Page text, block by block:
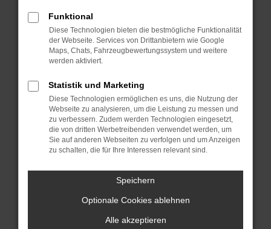
Starte dein Gerät neu.
Das kann manchmal helfen, vorübergehende
Probleme zu beheben.
Betriebssystem auf dem neuesten Stand
sind.
Veraltete Software birgt nicht nur ein
Sicherheitsrisiko, sondern kann auch dazu
führen, dass bestimmte Funktionen nicht mehr
unterstützt werden.
Wende dich an den Webseitenbetreiber.
Wenn du alle oben genannten Schritte versucht
hast, kontaktiere uns bitte. Wir werden
versuchen, das Problem zu beheben. Du kannst
uns diesen Text schicken, um uns bei der
Funktional
Diese Technologien bieten die bestmögliche Funktionalität
der Webseite. Services von Drittanbietern wie Google
Maps, Chats, Fahrzeugbewertungssystem und weitere
werden aktiviert.
Statistik und Marketing
Diese Technologien ermöglichen es uns, die Nutzung der
Webseite zu analysieren, um die Leistung zu messen und
zu verbessern. Zudem werden Technologien eingesetzt,
die von dritten Werbetreibenden verwendet werden, um
Sie auf anderen Webseiten zu verfolgen und um Anzeigen
zu schalten, die für Ihre Interessen relevant sind.
Speichern
Optionale Cookies ablehnen
Alle akzeptieren